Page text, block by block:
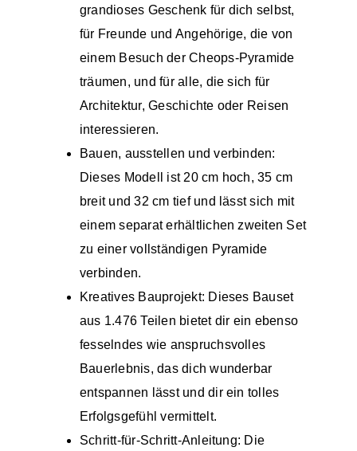
grandioses Geschenk für dich selbst,
für Freunde und Angehörige, die von
einem Besuch der Cheops-Pyramide
träumen, und für alle, die sich für
Architektur, Geschichte oder Reisen
interessieren.
Bauen, ausstellen und verbinden:
Dieses Modell ist 20 cm hoch, 35 cm
breit und 32 cm tief und lässt sich mit
einem separat erhältlichen zweiten Set
zu einer vollständigen Pyramide
verbinden.
Kreatives Bauprojekt: Dieses Bauset
aus 1.476 Teilen bietet dir ein ebenso
fesselndes wie anspruchsvolles
Bauerlebnis, das dich wunderbar
entspannen lässt und dir ein tolles
Erfolgsgefühl vermittelt.
Schritt-für-Schritt-Anleitung: Die